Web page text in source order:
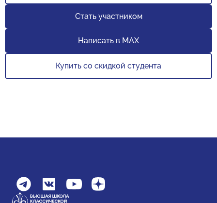
Cтать участником
Написать в MAX
Купить со скидкой студента